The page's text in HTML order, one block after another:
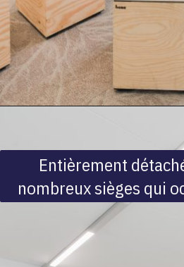
Entièrement
nombreux sièges qui